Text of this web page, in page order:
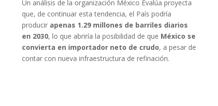
Un análisis de la organización México Evalúa proyecta
que, de continuar esta tendencia, el País podría
producir apenas 1.29 millones de barriles diarios
en 2030, lo que abriría la posibilidad de que México se
convierta en importador neto de crudo, a pesar de
contar con nueva infraestructura de refinación.